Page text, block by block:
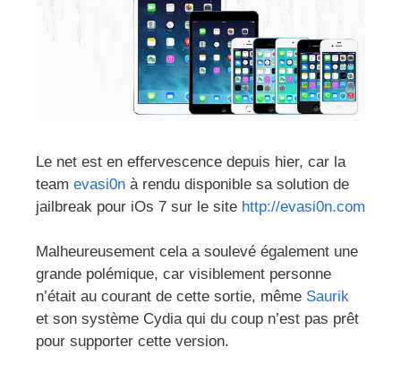
Le net est en effervescence depuis hier, car la
team evasi0n à rendu disponible sa solution de
jailbreak pour iOs 7 sur le site http://evasi0n.com
Malheureusement cela a soulevé également une
grande polémique, car visiblement personne
n’était au courant de cette sortie, même Saurik
et son système Cydia qui du coup n’est pas prêt
pour supporter cette version.